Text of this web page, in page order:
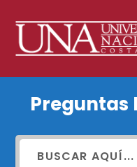
calcula
Preguntas